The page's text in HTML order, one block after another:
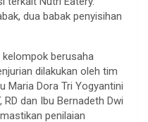
dua babak penyisihan
berusaha
dilakukan oleh tim
Maria Dora Tri Yogyantini
RD dan Ibu Bernadeth Dwi
penilaian